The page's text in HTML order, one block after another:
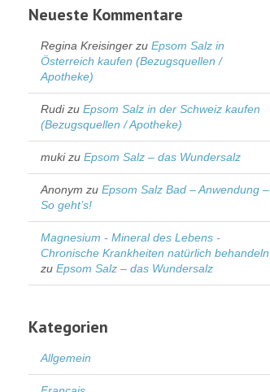
Neueste Kommentare
Regina Kreisinger zuEpsom Salz in
Österreich kaufen (Bezugsquellen /
Apotheke)
RudizuEpsom Salz in der Schweiz kaufen
(Bezugsquellen / Apotheke)
mukizuEpsom Salz – das Wundersalz
Anonym zuEpsom Salz Bad – Anwendung –
So geht’s!
Magnesium - Mineral des Lebens -
Chronische Krankheiten natürlich behandeln
zuEpsom Salz – das Wundersalz
Kategorien
Allgemein